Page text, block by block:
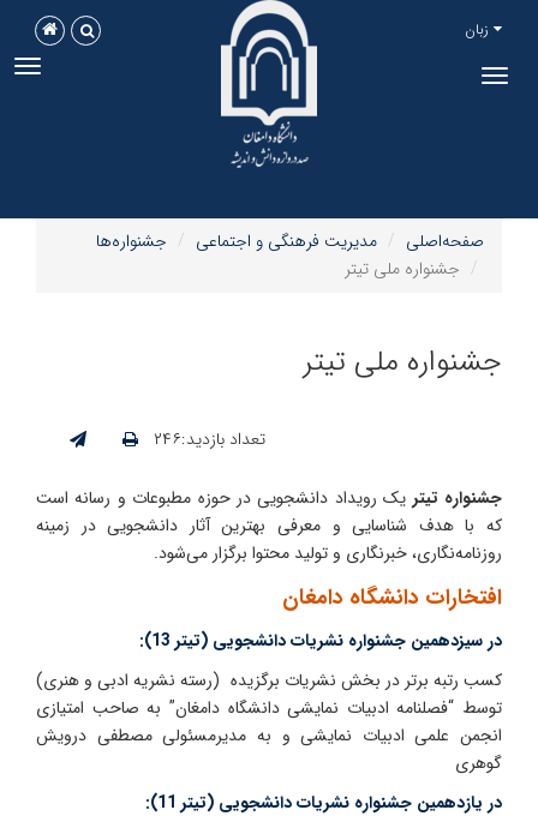
Toggle
زبان
صفحه‌اصلی مدیریت فرهنگی و اجتماعی
جشنواره‌ها
جشنواره ملی تیتر
جشنواره ملی تیتر
تعداد بازدید:۲۴۶
جشنواره تیتر یک رویداد دانشجویی در حوزه مطبوعات و رسانه است
که با هدف شناسایی و معرفی بهترین آثار دانشجویی در زمینه
روزنامه‌نگاری، خبرنگاری و تولید محتوا برگزار می‌شود.
افتخارات دانشگاه دامغان
در سیزدهمین جشنواره نشریات دانشجویی (تیتر 13):
کسب رتبه برتر در بخش نشریات برگزیده (رسته نشریه ادبی و هنری)
توسط “فصلنامه ادبیات نمایشی دانشگاه دامغان” به صاحب امتیازی
انجمن علمی ادبیات نمایشی و به مدیرمسئولی مصطفی درویش
گوهری
در یازدهمین جشنواره نشریات دانشجویی (تیتر 11):